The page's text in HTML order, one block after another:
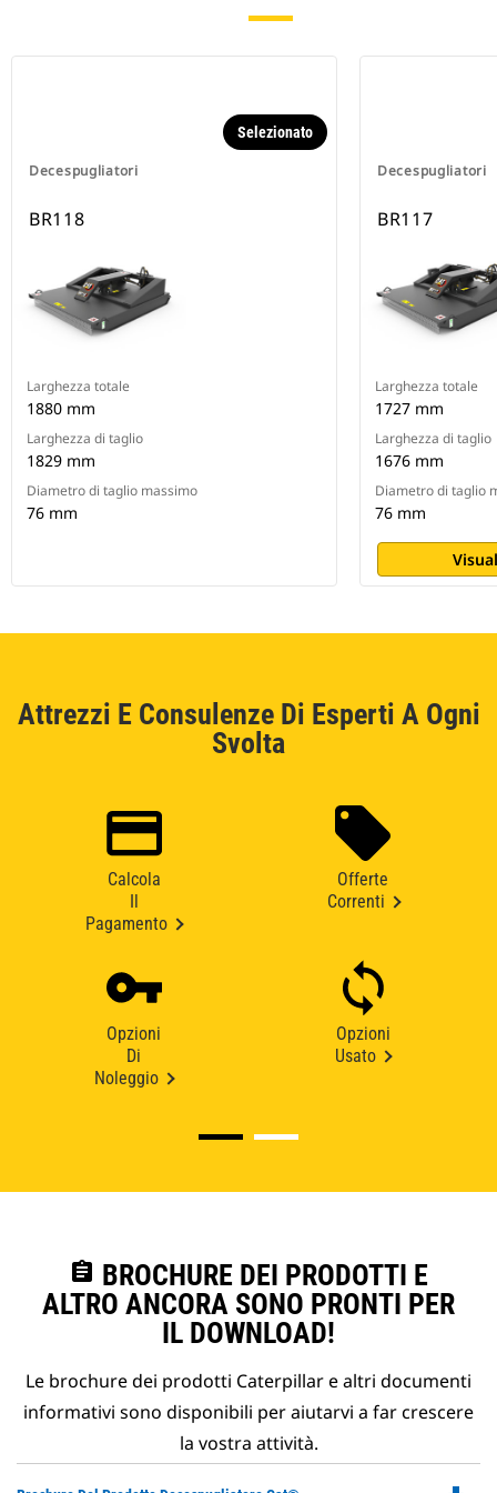
Decespugliatori
Selezionato
BR118
Larghezza totale
1880 mm
Larghezza di taglio
1829 mm
Diametro di taglio massimo
76 mm
Decespugliatori
BR117
Larghezza totale
1727 mm
Larghezza di taglio
1676 mm
Diametro di taglio
76 mm
Attrezzi E Consulenze Di Esperti A Ogni
Svolta
Calcola
Pagamento
Offerte
Correnti
Opzioni
Di
Noleggio
Opzioni
Usato
assignment BROCHURE DEI PRODOTTI E
ALTRO ANCORA SONO PRONTI PER
IL DOWNLOAD!
Le brochure dei prodotti Caterpillar e altri documenti
informativi sono disponibili per aiutarvi a far crescere
la vostra attività.